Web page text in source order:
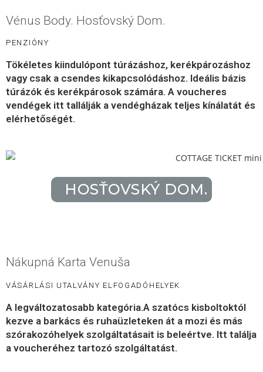
Vénus Body. Hosťovský Dom.
PENZIÓNY
Tökéletes kiindulópont túrázáshoz, kerékpározáshoz
vagy csak a csendes kikapcsolódáshoz. Ideális bázis
túrázók és kerékpárosok számára. A voucheres
vendégek itt tallálják a vendégházak teljes kínálatát és
elérhetőségét.
HOSŤOVSKÝ DOM.
Nákupná Karta Venuša
VÁSÁRLÁSI UTALVÁNY ELFOGADÓHELYEK
A legváltozatosabb kategória.A szatócs kisboltoktól
kezve a barkács és ruhaüzleteken át a mozi és más
szórakozóhelyek szolgáltatásait is beleértve. Itt találja
a voucheréhez tartozó szolgáltatást.